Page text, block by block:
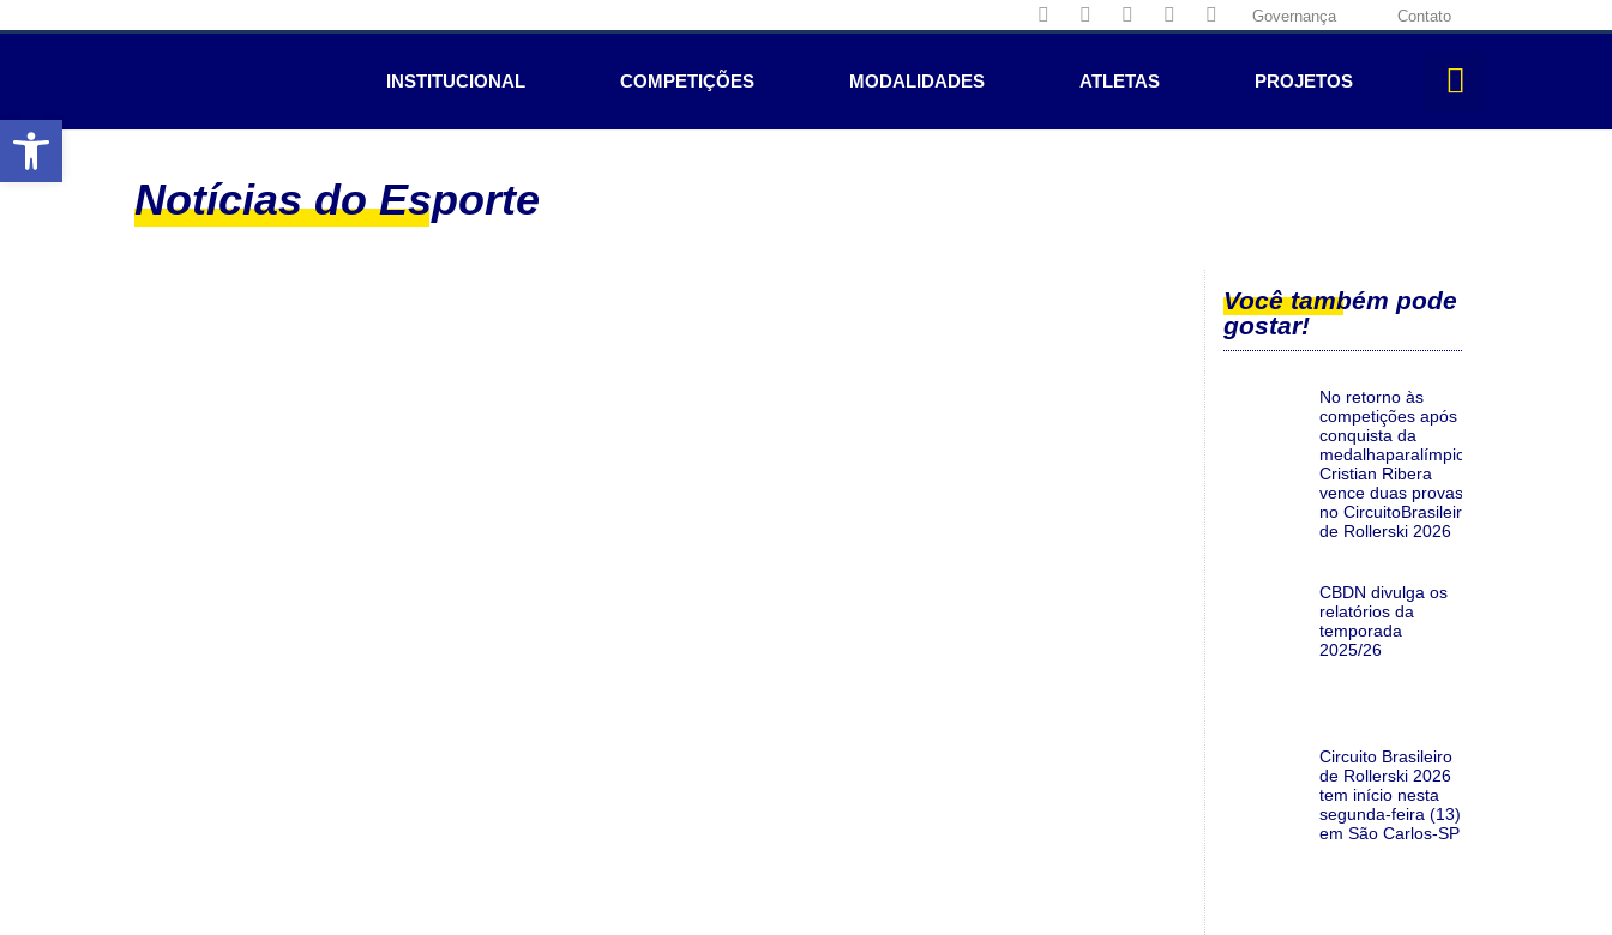
Abrir a barra de ferramentas
Governança Contato
INSTITUCIONAL COMPETIÇÕES MODALIDADES ATLETAS PROJETOS
Notícias do Esporte
Você também pode
gostar!
No retorno às
competições após a
conquista da
medalhaparalímpica,
Cristian Ribera
vence duas provas
no CircuitoBrasileiro
de Rollerski 2026
CBDN divulga os
relatórios da
temporada
2025/26
Circuito Brasileiro
de Rollerski 2026
tem início nesta
segunda-feira (13)
em São Carlos-SP